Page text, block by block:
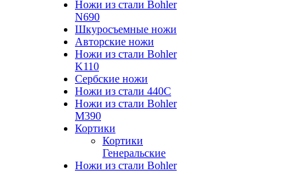
Ножи из стали Bohler
N690
Шкуросъемные ножи
Авторские ножи
Ножи из стали Bohler
K110
Сербские ножи
Ножи из стали 440С
Ножи из стали Bohler
M390
Кортики
Кортики
Генеральские
Ножи из стали Bohler